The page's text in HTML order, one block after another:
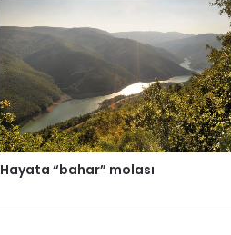
Hayata “bahar” molası